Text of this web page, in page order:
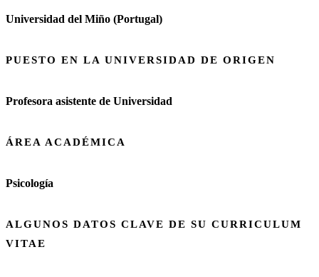
Universidad del Miño (Portugal)
PUESTO EN LA UNIVERSIDAD DE ORIGEN
Profesora asistente de Universidad
ÁREA ACADÉMICA
Psicología
ALGUNOS DATOS CLAVE DE SU CURRICULUM
VITAE